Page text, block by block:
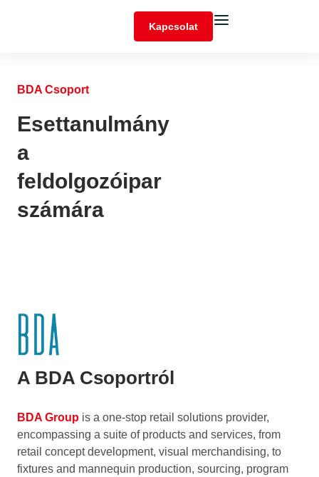
Kapcsolat
BDA Csoport
Esettanulmány
a
feldolgozóipar
számára
A BDA Csoportról
BDA Group is a one-stop retail solutions provider,
encompassing a suite of products and services, from
retail concept development, visual merchandising, to
fixtures and mannequin production, sourcing, program